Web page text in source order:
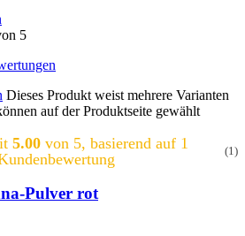
5
Dieses Produkt weist mehrere Varianten
auf der Produktseite gewählt
5.00von 5, basierend auf 1
(1)
Pulver rot